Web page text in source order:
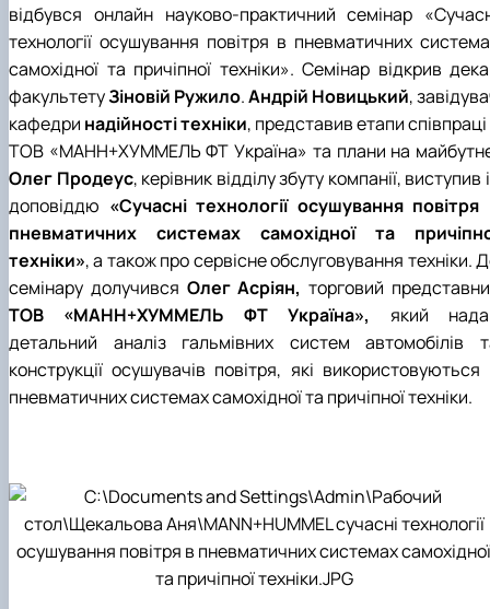
відбувся онлайн науково-практичний семінар
технології осушування повітря в пневматичних
самохідної та причіпної техніки». Семінар відкрив
факультетуЗіновій Ружило.Андрій Новицький,
кафедри надійності техніки, представив етапи співпраці
ТОВ «МАНН+ХУММЕЛЬ ФТ Україна» та плани на
Олег Продеус, керівник відділу збуту компанії, виступив
доповіддю «Сучасні технології осушування повітря
пневматичних системах самохідної та
техніки», а також про сервісне обслуговування техніки.
семінару долучився Олег Асріян,торговий
ТОВ «МАНН+ХУММЕЛЬ ФТ Україна», який
детальний аналіз гальмівних систем автомобілів
конструкції осушувачів повітря, які використовуються
пневматичних системах самохідної та причіпної техніки.